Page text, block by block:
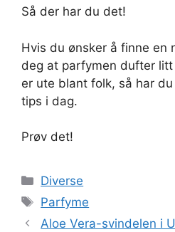
Så der har du det!
Hvis du ønsker å finne en
deg at parfymen dufter
er ute blant folk, så har
tips i dag.
Prøv det!
Kategorier
Diverse
Stikkord
Parfyme
Aloe Vera-svindelen i